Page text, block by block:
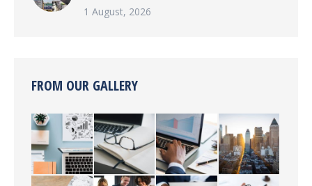
1 August, 2026
FROM OUR GALLERY